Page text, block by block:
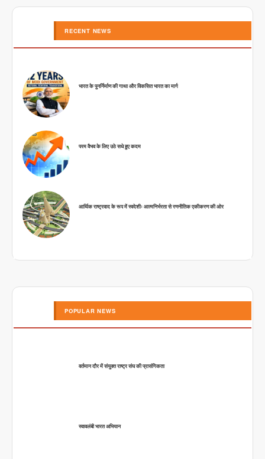
RECENT NEWS
भारत के पुनर्निर्माण की गाथा और विकसित भारत का मार्ग
परम वैभव के लिए उठे सधे हुए कदम
आर्थिक राष्ट्रवाद के रूप में स्वदेशीः आत्मनिर्भरता से रणनीतिक एकीकरण की ओर
POPULAR NEWS
वर्तमान दौर में संयुक्त राष्ट्र संघ की प्रासंगिकता
स्वावलंबी भारत अभियान